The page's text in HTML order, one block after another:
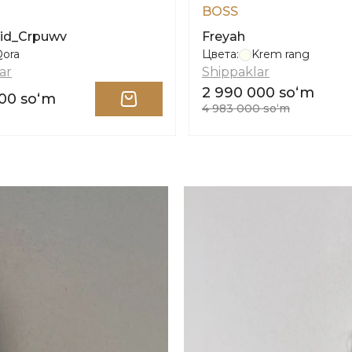
soʻm
BOSS
Freyah
Цвета: Krem rang
Shippaklar
2 990 000 soʻm
4 983 000 soʻm